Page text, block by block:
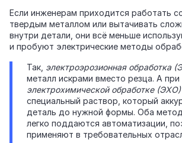
Если инженерам приходится работать
твердым металлом или вытачивать
внутри детали, они всё меньше
и пробуют электрические методы
Так, электроэрозионная обработка
металл искрами вместо резца. А при
электрохимической обработке (ЭХО)
специальный раствор, который
деталь до нужной формы. Оба
легко поддаются автоматизации,
применяют в требовательных